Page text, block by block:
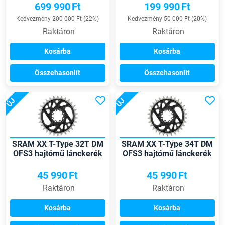
699 990Ft
Kedvezmény 200 000 Ft (22%)
Raktáron
Kosárba
Összehasonlít
199 990Ft
Kedvezmény 50 000 Ft (20%)
Raktáron
Kosárba
Összehasonlít
ÚJ
SRAM XX T-Type 32T DM
OFS3 hajtómű lánckerék
45 990Ft
Raktáron
Kosárba
ÚJ
SRAM XX T-Type 34T DM
OFS3 hajtómű lánckerék
45 990Ft
Raktáron
Kosárba